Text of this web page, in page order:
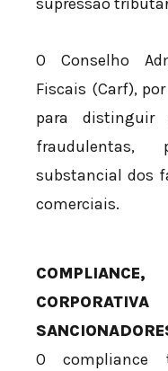
O Conselho
Fiscais (Carf),
para distinguir
fraudulentas,
substancial dos
comerciais.
O compliance